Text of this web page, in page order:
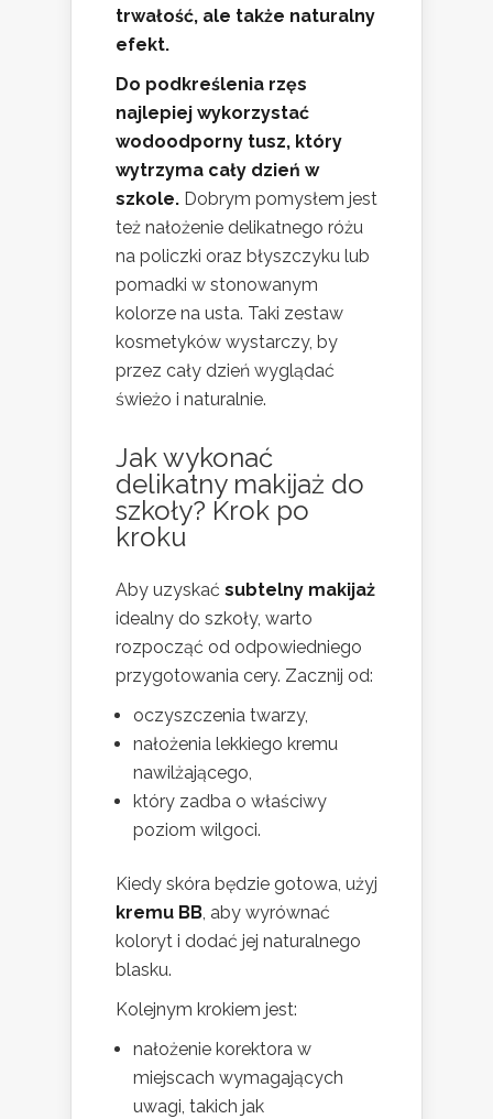
trwałość, ale także naturalny
efekt.
Do podkreślenia rzęs
najlepiej wykorzystać
wodoodporny tusz, który
wytrzyma cały dzień w
szkole. Dobrym pomysłem jest
też nałożenie delikatnego różu
na policzki oraz błyszczyku lub
pomadki w stonowanym
kolorze na usta. Taki zestaw
kosmetyków wystarczy, by
przez cały dzień wyglądać
świeżo i naturalnie.
Jak wykonać
delikatny makijaż do
szkoły? Krok po
kroku
Aby uzyskać subtelny makijaż
idealny do szkoły, warto
rozpocząć od odpowiedniego
przygotowania cery. Zacznij od:
oczyszczenia twarzy,
nałożenia lekkiego kremu
nawilżającego,
który zadba o właściwy
poziom wilgoci.
Kiedy skóra będzie gotowa, użyj
kremu BB, aby wyrównać
koloryt i dodać jej naturalnego
blasku.
Kolejnym krokiem jest:
nałożenie korektora w
miejscach wymagających
uwagi, takich jak